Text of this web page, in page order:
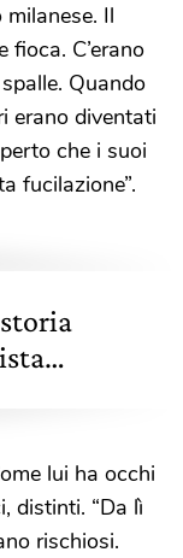
Il
C’erano
Quando
erano diventati
che i suoi
fucilazione”.
lui ha occhi
distinti. “Da lì
rischiosi.